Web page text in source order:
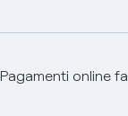
Pagamenti online